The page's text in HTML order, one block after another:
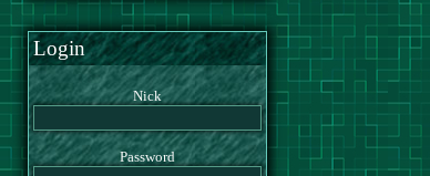
Login
Nick
Password